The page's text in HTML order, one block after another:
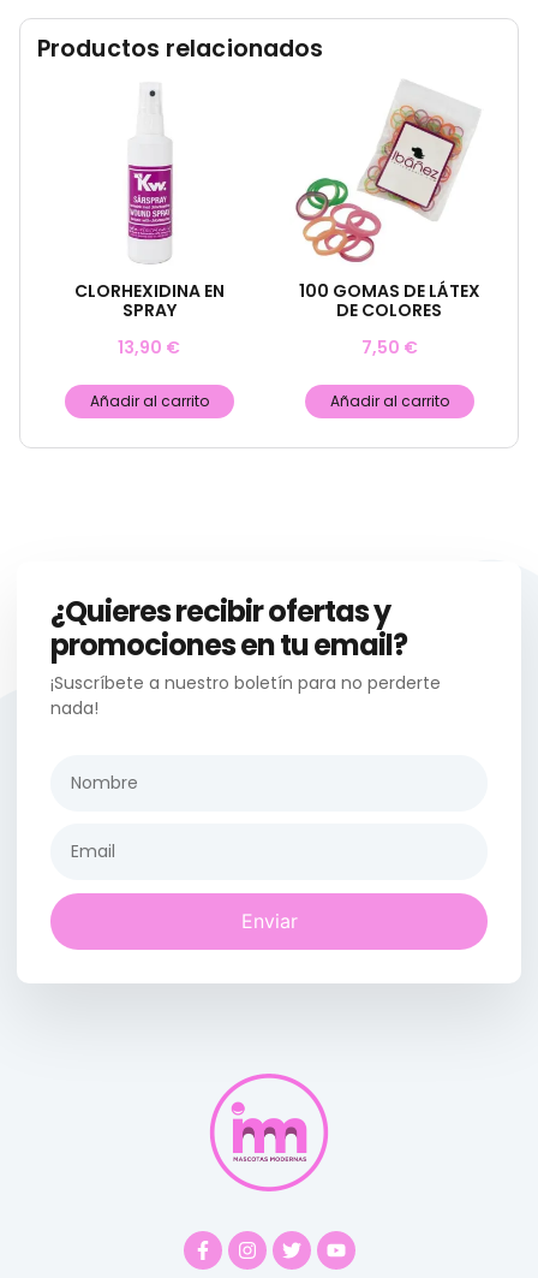
Productos relacionados
CLORHEXIDINA EN
SPRAY
13,90 €
Añadir al carrito
100 GOMAS DE LÁTEX
DE COLORES
7,50 €
Añadir al carrito
¿Quieres recibir ofertas y
promociones en tu email?
¡Suscríbete a nuestro boletín para no perderte
nada!
Enviar